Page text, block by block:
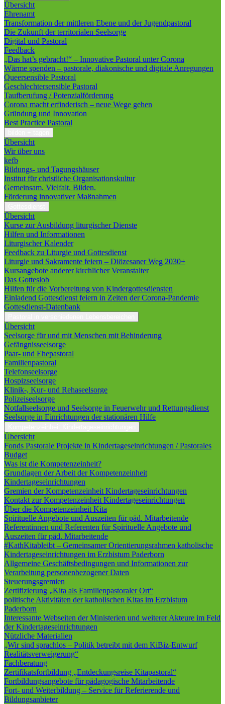
Übersicht
Ehrenamt
Transformation der mittleren Ebene und der Jugendpastoral
Die Zukunft der territorialen Seelsorge
Digital und Pastoral
Feedback
„Das hat’s gebracht!“ – Innovative Pastoral unter Corona
Wärme spenden – pastorale, diakonische und digitale Anregungen
Queersensible Pastoral
Geschlechtersensible Pastoral
Taufberufung / Potenzialförderung
Corona macht erfinderisch – neue Wege gehen
Gründung und Innovation
Best Practice Pastoral
Übersicht
Wir über uns
kefb
Bildungs- und Tagungshäuser
Institut für christliche Organisationskultur
Gemeinsam. Vielfalt. Bilden.
Förderung innovativer Maßnahmen
Übersicht
Kurse zur Ausbildung liturgischer Dienste
Hilfen und Informationen
Liturgischer Kalender
Feedback zu Liturgie und Gottesdienst
Liturgie und Sakramente feiern – Diözesaner Weg 2030+
Kursangebote anderer kirchlicher Veranstalter
Das Gotteslob
Hilfen für die Vorbereitung von Kindergottesdiensten
Einladend Gottesdienst feiern in Zeiten der Corona-Pandemie
Gottesdienst-Datenbank
Übersicht
Seelsorge für und mit Menschen mit Behinderung
Gefängnisseelsorge
Paar- und Ehepastoral
Familienpastoral
Telefonseelsorge
Hospizseelsorge
Klinik-, Kur- und Rehaseelsorge
Polizeiseelsorge
Notfallseelsorge und Seelsorge in Feuerwehr und Rettungsdienst
Seelsorge in Einrichtungen der stationären Hilfe
Übersicht
Fonds Pastorale Projekte in Kindertageseinrichtungen / Pastorales
Budget
Was ist die Kompetenzeinheit?
Grundlagen der Arbeit der Kompetenzeinheit
Kindertageseinrichtungen
Gremien der Kompetenzeinheit Kindertageseinrichtungen
Kontakt zur Kompetenzeinheit Kindertageseinrichtungen
Über die Kompetenzeinheit Kita
Spirituelle Angebote und Auszeiten für päd. Mitarbeitende
Referentinnen und Referenten für Spirituelle Angebote und
Auszeiten für päd. Mitarbeitende
#KathKitableibt – Gemeinsamer Orientierungsrahmen katholische
Kindertageseinrichtungen im Erzbistum Paderborn
Allgemeine Geschäftsbedingungen und Informationen zur
Verarbeitung personenbezogener Daten
Steuerungsgremien
Zertifizierung „Kita als Familienpastoraler Ort“
politische Aktivitäten der katholischen Kitas im Erzbistum
Paderborn
Interessante Webseiten der Ministerien und weiterer Akteure im Feld
der Kindertageseinrichtungen
Nützliche Materialien
„Wir sind sprachlos – Politik betreibt mit dem KiBiz-Entwurf
Realitätsverweigerung“
Fachberatung
Zertifikatsfortbildung „Entdeckungsreise Kitapastoral“
Fortbildungsangebote für pädagogische Mitarbeitende
Fort- und Weiterbildung – Service für Referierende und
Bildungsanbieter